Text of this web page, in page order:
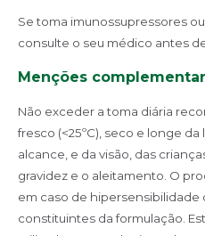
Se toma imunossupressores
consulte o seu médico antes
Menções
Não exceder a toma diária
fresco (<25ºC), seco e longe
alcance, e da visão, das
gravidez e o aleitamento. O
em caso de hipersensibilidade
constituintes da formulação.